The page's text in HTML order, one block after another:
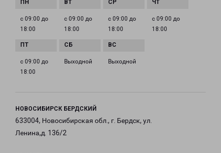
с 09:00 до
18:00
с 09:00 до
18:00
с 09:00 до
18:00
с 09:00 до
18:00
с 09:00 до
18:00
Выходной Выходной
НОВОСИБИРСК БЕРДСКИЙ
633004, Новосибирская обл., г. Бердск, ул.
Ленина,д. 136/2